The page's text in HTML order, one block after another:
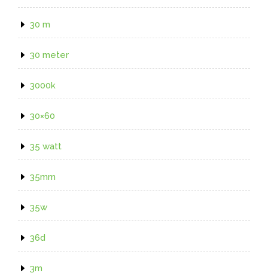
30 m
30 meter
3000k
30×60
35 watt
35mm
35w
36d
3m